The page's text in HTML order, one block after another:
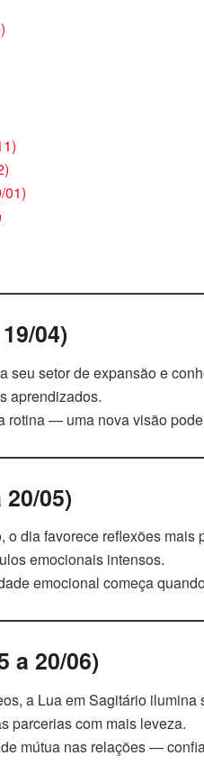
01)
04)
seu setor de expansão e
aprendizados.
rotina — uma nova visão
05)
o dia favorece reflexões
emocionais intensos.
emocional começa
a 20/06)
a Lua em Sagitário
parcerias com mais leveza.
mútua nas relações —